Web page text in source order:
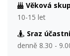
Věková
10-15 let
Sraz
denně 8.30 -